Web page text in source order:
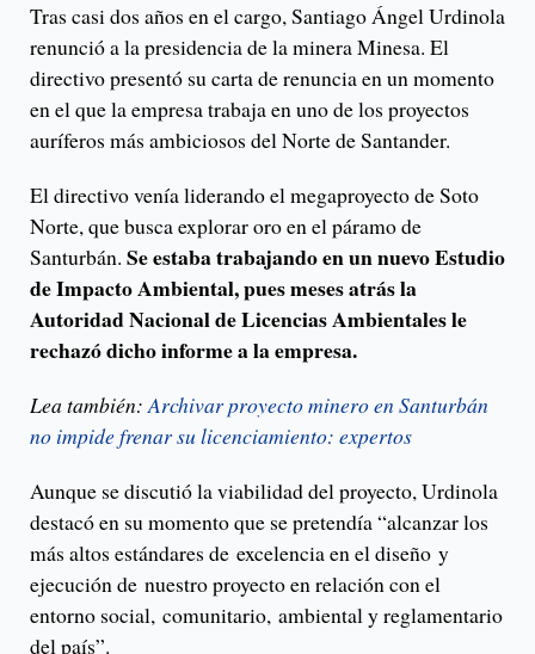
Tras casi dos años en el cargo, Santiago Ángel Urdinola
renunció a la presidencia de la minera Minesa. El
directivo presentó su carta de renuncia en un momento
en el que la empresa trabaja en uno de los proyectos
auríferos más ambiciosos del Norte de Santander.
El directivo venía liderando el megaproyecto de Soto
Norte, que busca explorar oro en el páramo de
Santurbán. Se estaba trabajando en un nuevo Estudio
de Impacto Ambiental, pues meses atrás la
Autoridad Nacional de Licencias Ambientales le
rechazó dicho informe a la empresa.
Lea también:Archivar proyecto minero en Santurbán
no impide frenar su licenciamiento: expertos
Aunque se discutió la viabilidad del proyecto, Urdinola
destacó en su momento que se pretendía “alcanzar los
más altos estándares de excelencia en el diseño y
ejecución de nuestro proyecto en relación con el
entorno social, comunitario, ambiental y reglamentario
del país”.